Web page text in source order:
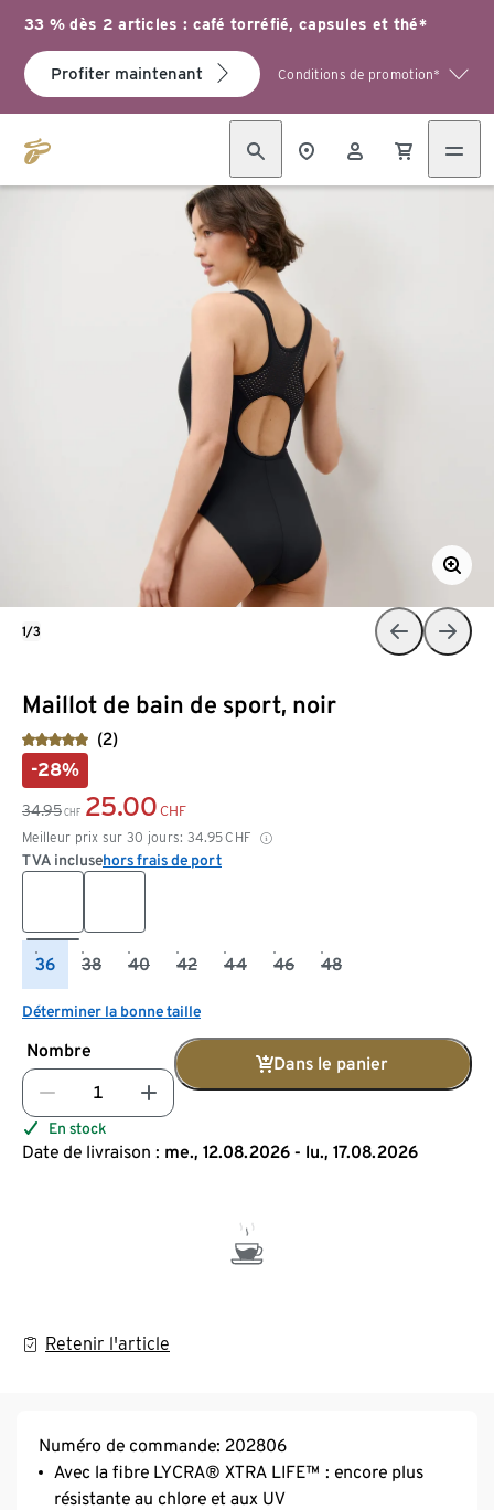
33 % dès 2 articles : café torréfié, capsules et thé*
Profiter maintenant Conditions de promotion*
Maillot de bain de sport, noir
(2)
-28%
34.95 CHF 25.00 CHF
Meilleur prix sur 30 jours: 34.95CHF
TVA inclusehors frais de port
36 38 40 42 44 46 48
Déterminer la bonne taille
Nombre
Dans le panier
En stock
Date de livraison : me., 12.08.2026 - lu., 17.08.2026
Retenir l'article
1/3
Numéro de commande: 202806
Avec la fibre LYCRA® XTRA LIFE™ : encore plus
résistante au chlore et aux UV